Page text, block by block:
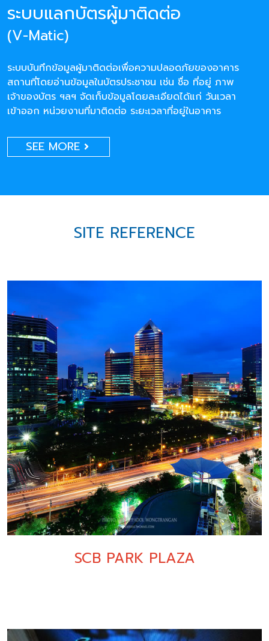
ระบบแลกบัตรผู้มาติดต่อ
(V-Matic)
ระบบบันทึกข้อมูลผู้มาติดต่อเพื่อความปลอดภัยของอาคาร
สถานที่โดยอ่านข้อมูลในบัตรประชาชน เช่น ชื่อ ที่อยู่ ภาพ
เจ้าของบัตร ฯลฯ จัดเก็บข้อมูลโดยละเอียดได้แก่ วันเวลา
เข้าออก หน่วยงานที่มาติดต่อ ระยะเวลาที่อยู่ในอาคาร
SEE MORE
SITE REFERENCE
SCB PARK PLAZA